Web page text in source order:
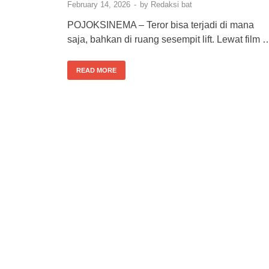
February 14, 2026 - by Redaksi bat
POJOKSINEMA – Teror bisa terjadi di mana
saja, bahkan di ruang sesempit lift. Lewat film
READ MORE